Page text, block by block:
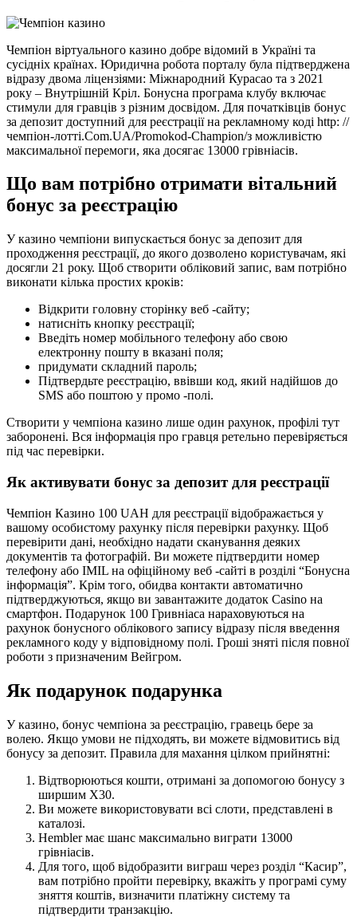
Чемпіон віртуального казино добре відомий в Україні та
сусідніх країнах. Юридична робота порталу була підтверджена
відразу двома ліцензіями: Міжнародний Курасао та з 2021
року – Внутрішній Кріл. Бонусна програма клубу включає
стимули для гравців з різним досвідом. Для початківців бонус
за депозит доступний для реєстрації на рекламному коді http: //
чемпіон-лотті.Com.UA/Promokod-Champion/з можливістю
максимальної перемоги, яка досягає 13000 грівніасів.
Що вам потрібно отримати вітальний
бонус за реєстрацію
У казино чемпіони випускається бонус за депозит для
проходження реєстрації, до якого дозволено користувачам, які
досягли 21 року. Щоб створити обліковий запис, вам потрібно
виконати кілька простих кроків:
Відкрити головну сторінку веб -сайту;
натисніть кнопку реєстрації;
Введіть номер мобільного телефону або свою
електронну пошту в вказані поля;
придумати складний пароль;
Підтвердьте реєстрацію, ввівши код, який надійшов до
SMS або поштою у промо -полі.
Створити у чемпіона казино лише один рахунок, профілі тут
заборонені. Вся інформація про гравця ретельно перевіряється
під час перевірки.
Як активувати бонус за депозит для реєстрації
Чемпіон Казино 100 UAH для реєстрації відображається у
вашому особистому рахунку після перевірки рахунку. Щоб
перевірити дані, необхідно надати сканування деяких
документів та фотографій. Ви можете підтвердити номер
телефону або IMIL на офіційному веб -сайті в розділі “Бонусна
інформація”. Крім того, обидва контакти автоматично
підтверджуються, якщо ви завантажите додаток Casino на
смартфон. Подарунок 100 Гривніаса нараховуються на
рахунок бонусного облікового запису відразу після введення
рекламного коду у відповідному полі. Гроші зняті після повної
роботи з призначеним Вейгром.
Як подарунок подарунка
У казино, бонус чемпіона за реєстрацію, гравець бере за
волею. Якщо умови не підходять, ви можете відмовитись від
бонусу за депозит. Правила для махання цілком прийнятні:
Відтворюються кошти, отримані за допомогою бонусу з
ширшим X30.
Ви можете використовувати всі слоти, представлені в
каталозі.
Hembler має шанс максимально виграти 13000
грівніасів.
Для того, щоб відобразити виграш через розділ “Касир”,
вам потрібно пройти перевірку, вкажіть у програмі суму
зняття коштів, визначити платіжну систему та
підтвердити транзакцію.